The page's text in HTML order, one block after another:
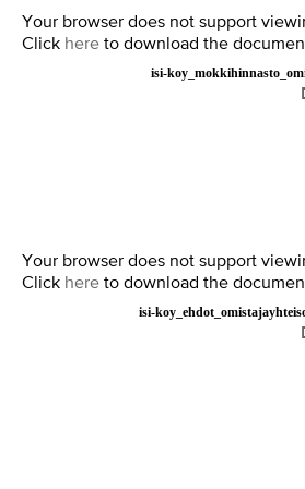
Your browser does not support
Click here to download the
isi-
Your browser does not support
Click here to download the
isi-